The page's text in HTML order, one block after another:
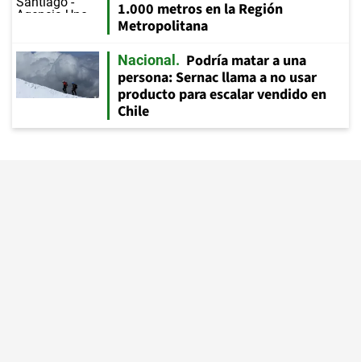
1.000 metros en la Región
Metropolitana
Nacional
Podría matar a una
persona: Sernac llama a no usar
producto para escalar vendido en
Chile